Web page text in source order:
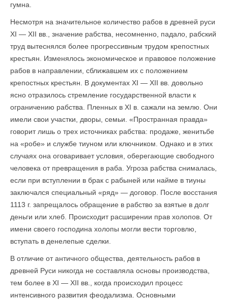
гумна.
Несмотря на значительное количество рабов в древней руси
XI — XII вв., значение рабства, несомненно, падало, рабский
труд вытеснялся более прогрессивным трудом крепостных
крестьян. Изменялось экономическое и правовое положение
рабов в направлении, сближавшем их с положением
крепостных крестьян. В документах XI — XII вв. довольно
ясно отразилось стремление государственной власти к
ограничению рабства. Пленных в XI в. сажали на землю. Они
имели свои участки, дворы, семьи. «Пространная правда»
говорит лишь о трех источниках рабства: продаже, женитьбе
на «робе» и службе тиуном или ключником. Однако и в этих
случаях она оговаривает условия, оберегающие свободного
человека от превращения в раба. Угроза рабства снималась,
если при вступлении в брак с рабыней или найме в тиуны
заключался специальный «ряд» — договор. После восстания
1113 г. запрещалось обращение в рабство за взятые в долг
деньги или хлеб. Происходит расширении прав холопов. От
имени своего господина холопы могли вести торговлю,
вступать в денелепые сделки.
В отличие от античного общества, деятельность рабов в
древней Руси никогда не составляла основы производства,
тем более в XI — XII вв., когда происходил процесс
интенсивного развития феодализма. Основными